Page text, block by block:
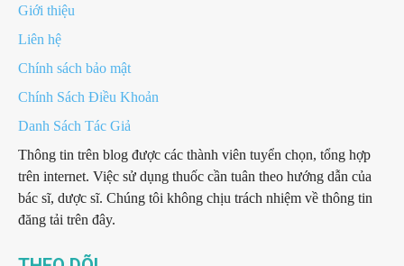
Giới thiệu
Liên hệ
Chính sách bảo mật
Chính Sách Điều Khoản
Danh Sách Tác Giả
Thông tin trên blog được các thành viên tuyển chọn, tổng hợp
trên internet. Việc sử dụng thuốc cần tuân theo hướng dẫn của
bác sĩ, dược sĩ. Chúng tôi không chịu trách nhiệm về thông tin
đăng tải trên đây.